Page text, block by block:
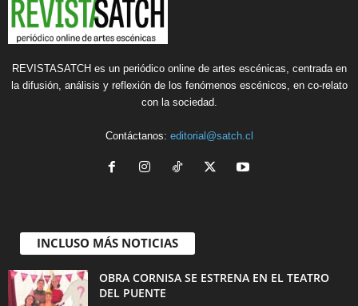
REVISTASATCH es un periódico online de artes escénicas, centrada en
la difusión, análisis y reflexión de los fenómenos escénicos, en co-relato
con la sociedad.
Contáctanos: editorial@satch.cl
INCLUSO MÁS NOTICIAS
OBRA CORNISA SE ESTRENA EN EL TEATRO
DEL PUENTE